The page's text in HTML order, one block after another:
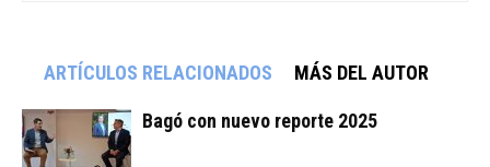
ARTÍCULOS RELACIONADOS MÁS DEL AUTOR
Bagó con nuevo reporte 2025